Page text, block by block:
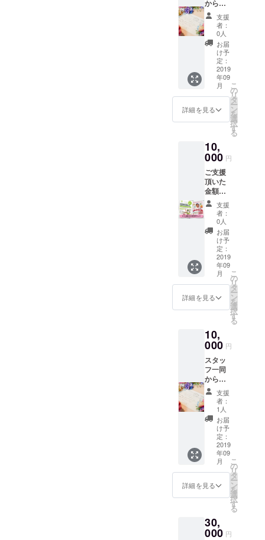
たかくゆっ
たりとした
環境と年齢
の違うお友
達の中でお
子様が楽し
く過ごして
ママパパさ
て仕事をす
ることがで
きます。
有効期
限1年
にはご
利用で
きませ
ん ・保
育園一
時保育
利用券
（8か
月-2歳
児ま
で）
※園児の
みの利
用とな
りま
す。要
予約。
※入会手
続き、
入会費
用が別
途にか
かる場
合があ
りま
す。ご
了承く
ださ
い。ご
500円単
りま
す。お
出ませ
ん。 ※
有効期
限1年
からの
お礼の
お手紙
とオリ
ジナル
ステッ
カー、
利用者
様から
のご意
見や感
想も送
りま
す。 ま
設内
に、ご
支援者
のお名
前とお
写真
（頂け
た場合
に）を
掲載し
ます。
（6か月
間） ※
支援
時、必
ず備考
欄にご
入くだ
さい。
支援
者：
0人
お届
け予
定：
2019
年09
月
詳細を見る
こ
の
リ
タ
ー
ン
を
選
択
す
る
10,
000 円
ご支援
頂いた
金額以
上の
サービ
スとな
りま
す！ ぜ
ひ、ご
利用く
ださ
い。 ・
コワー
キング
スペー
ス利用
飲食販
売、物
販、イ
ベント
会費、
にはご
利用で
きませ
ん ・保
育園一
時保育
利用券
（8か
月-2歳
児ま
で）
※園児の
みの利
用とな
支援
者：
0人
お届
け予
定：
2019
年09
月
詳細を見る
こ
の
リ
タ
ー
ン
を
選
択
す
る
10,
000 円
スタッ
フ一同
からの
お礼の
お手紙
とオリ
ジナル
ステッ
カー、
利用者
様から
のご意
見や感
想も送
ります
（1
また、
施設内
支援
者：
1人
お届
け予
定：
2019
年09
月
詳細を見る
こ
の
リ
タ
ー
ン
を
選
択
す
る
30,
000 円